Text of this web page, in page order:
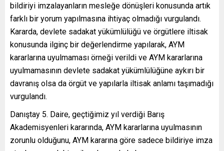
bildiriyi imzalayanların mesleğe dönüşleri konusunda artık
farklı bir yorum yapılmasına ihtiyaç olmadığı vurgulandı.
Kararda, devlete sadakat yükümlülüğü ve örgütlere iltisak
konusunda ilginç bir değerlendirme yapılarak, AYM
kararlarına uyulmaması örneği verildi ve AYM kararlarına
uyulmamasının devlete sadakat yükümlülüğüne aykırı bir
davranış olsa da örgüt ve yapılarla iltisak anlamı taşımadığı
vurgulandı.
Danıştay 5. Daire, geçtiğimiz yıl verdiği Barış
Akademisyenleri kararında, AYM kararlarına uyulmasının
zorunlu olduğunu, AYM kararına göre sadece bildiriye imza